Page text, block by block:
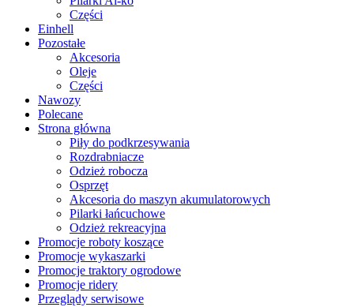
Części
Einhell
Pozostałe
Akcesoria
Oleje
Części
Nawozy
Polecane
Strona główna
Piły do podkrzesywania
Rozdrabniacze
Odzież robocza
Osprzęt
Akcesoria do maszyn akumulatorowych
Pilarki łańcuchowe
Odzież rekreacyjna
Promocje roboty koszące
Promocje wykaszarki
Promocje traktory ogrodowe
Promocje ridery
Przeglądy serwisowe